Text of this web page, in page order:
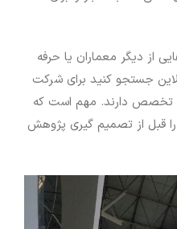
از دیگر معماران یا حرفه
جستجو کنید برای شرکت
تخصص دارند. مهم است که
را قبل از تصمیم گیری پژوهش